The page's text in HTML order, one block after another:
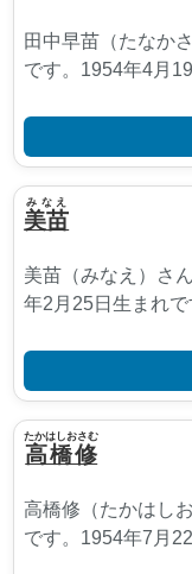
田中早苗（たなか
です。1954年4月
美苗
みなえ
美苗（みなえ）さ
年2月25日生まれで
高橋修
たかはしおさむ
高橋修（たかはし
です。1954年7月